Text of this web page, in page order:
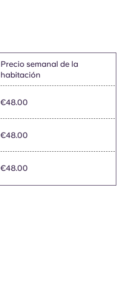
Precio semanal de la
habitación
€48.00
€48.00
€48.00